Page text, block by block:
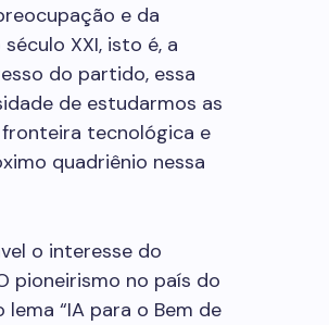
e da
XXI, isto é, a
do partido, essa
de estudarmos as
tecnológica e
quadriênio nessa
o interesse do
pioneirismo no país do
“IA para o Bem de